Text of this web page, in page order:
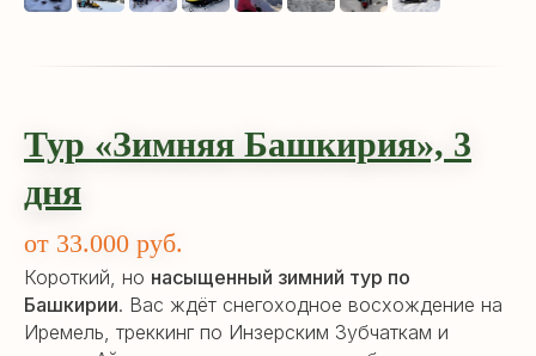
Тур «Зимняя Башкирия», 3
дня
от 33.000 руб.
Короткий, но насыщенный зимний тур по
Башкирии. Вас ждёт снегоходное восхождение на
Иремель, треккинг по Инзерским Зубчаткам и